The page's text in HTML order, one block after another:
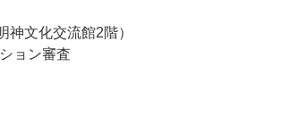
文化交流館2階）
ョン審査